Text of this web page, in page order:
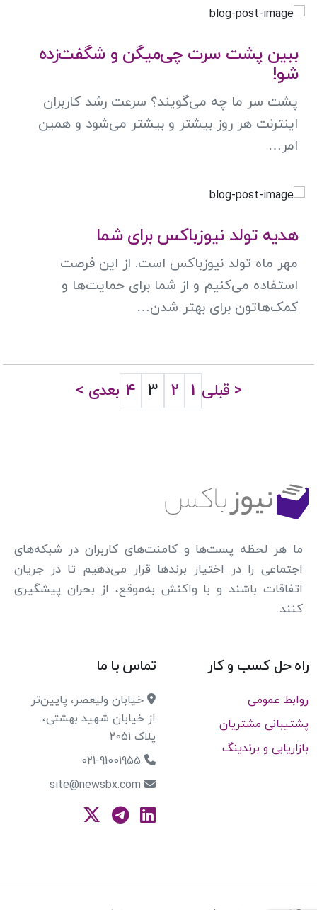
ببین پشت سرت چی‌میگن و شگفت‌زده
شو!
پشت سر ما چه می‌گویند؟ سرعت رشد کاربران
اینترنت هر روز بیشتر و بیشتر می‌شود و همین
امر…
هدیه تولد نیوزباکس برای شما
مهر ماه تولد نیوزباکس است. از این فرصت
استفاده می‌کنیم و از شما برای حمایت‌ها و
کمک‌هاتون برای بهتر شدن…
< قبلی 1
2
3
4 بعدی >
ما هر لحظه پست‌ها و کامنت‌های کاربران در شبکه‌های
اجتماعی را در اختیار برندها قرار می‌دهیم تا در جریان
اتفاقات باشند و با واکنش به‌موقع، از بحران پیشگیری
کنند.
راه حل کسب و کار
روابط عمومی
پشتیبانی مشتریان
بازاریابی و برندینگ
تماس با ما
خیابان ولیعصر، پایین‌تر
از خیابان شهید بهشتی،
پلاک 2051